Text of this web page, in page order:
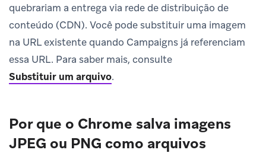
quebrariam a entrega via rede de distribuição de
conteúdo (CDN). Você pode substituir uma imagem
na URL existente quando Campaigns já referenciam
essa URL. Para saber mais, consulte
Substituir um arquivo.
Por que o Chrome salva imagens
JPEG ou PNG como arquivos